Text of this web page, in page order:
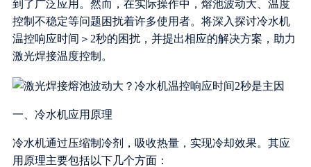
到了广泛应用。然而，在实际操作中，熔池波动大、温度
控制不稳定等问题困扰着许多使用者。将深入探讨冷水机
温控响应时间＞2秒的困扰，并提出相应的解决方案，助力
激光焊接温度控制。
一、冷水机应用原理
冷水机通过压缩制冷剂，吸收热量，实现冷却效果。其应
用原理主要包括以下几个方面：